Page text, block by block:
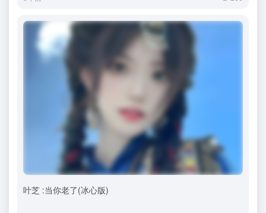
叶芝 :当你老了(冰心版)